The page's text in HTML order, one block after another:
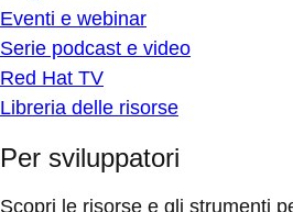
Eventi e webinar
Serie podcast e video
Red Hat TV
Libreria delle risorse
Per sviluppatori
Scopri le risorse e gli strumenti